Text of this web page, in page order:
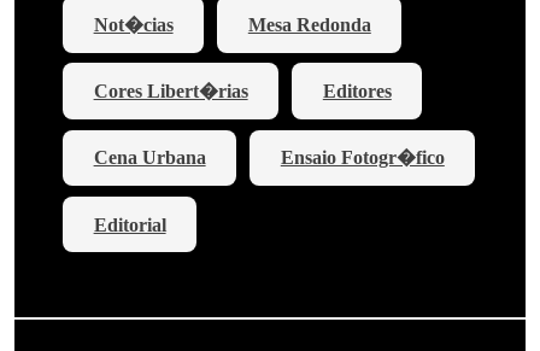
Not�cias Mesa Redonda
Cores Libert�rias Editores
Cena Urbana Ensaio Fotogr�fico
Editorial